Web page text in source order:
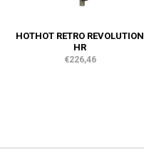
HOTHOT RETRO REVOLUTION
HR
€226,46